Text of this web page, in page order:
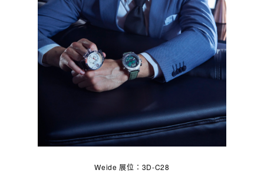
Weide 展位：3D-C28